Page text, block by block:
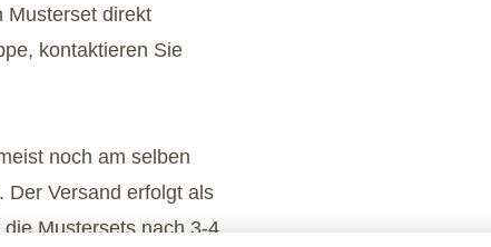
Musterset direkt
kontaktieren Sie
noch am selben
Der Versand erfolgt als
Mustersets nach 3-4